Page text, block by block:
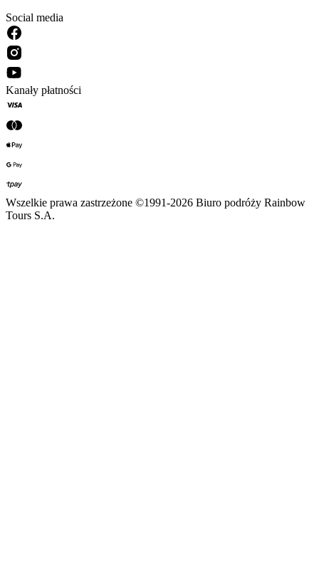
Social media
Kanały płatności
Wszelkie prawa zastrzeżone ©1991-2026 Biuro podróży Rainbow
Tours S.A.